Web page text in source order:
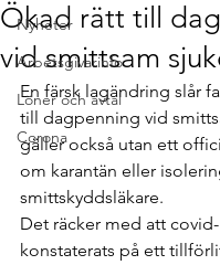
Nyheter
Arbetsgivarinfo
Löner och avtal
Corona
Ökad rätt till
vid smittsam
En färsk lagändring slår
till dagpenning vid
gäller också utan ett
om karantän eller
smittskyddsläkare.
Det räcker med att
konstaterats på ett